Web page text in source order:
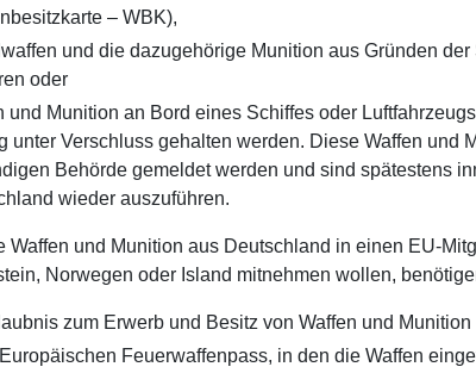
– WBK),
und die dazugehörige Munition aus Gründen
oder
und Munition an Bord eines Schiffes oder
unter Verschluss gehalten werden. Diese Waffen und
Behörde gemeldet werden und sind spätestens
wieder auszuführen.
Waffen und Munition aus Deutschland in einen EU-
Norwegen oder Island mitnehmen wollen,
zum Erwerb und Besitz von Waffen und
Feuerwaffenpass, in den die Waffen